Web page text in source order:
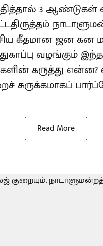
3
கீதமான ஜன
வழங்கும்
கருத்து
Read More